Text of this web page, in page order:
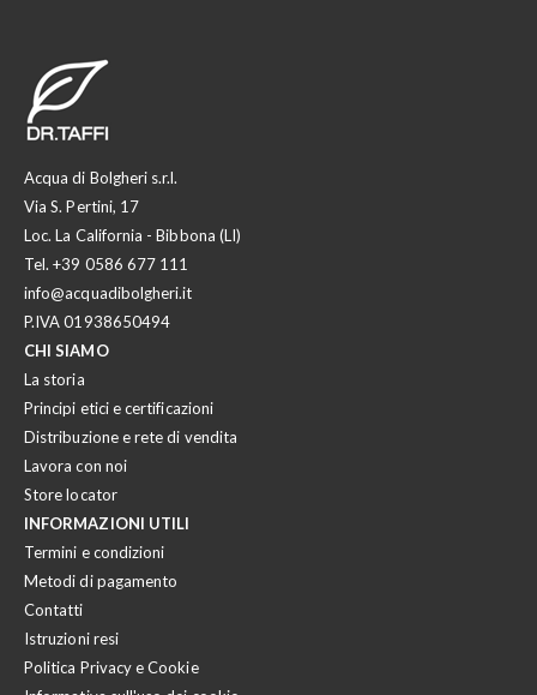
Acqua di Bolgheri s.r.l.
Via S. Pertini, 17
Loc. La California - Bibbona (LI)
Tel.+39 0586 677 111
info@acquadibolgheri.it
P.IVA 01938650494
CHI SIAMO
La storia
Principi etici e certificazioni
Distribuzione e rete di vendita
Lavora con noi
Store locator
INFORMAZIONI UTILI
Termini e condizioni
Metodi di pagamento
Contatti
Istruzioni resi
Politica Privacy e Cookie